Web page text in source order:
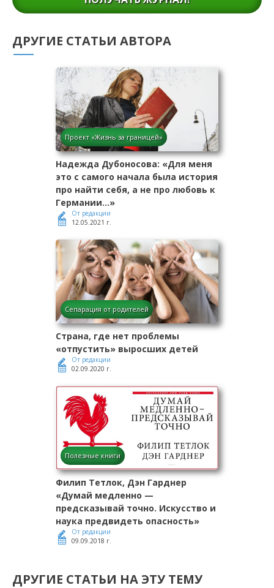
ДРУГИЕ СТАТЬИ АВТОРА
Проект «Жизнь за границей»
Надежда Дубоносова: «Для меня
это с самого начала была история
про найти себя, а не про любовь к
Германии…»
От редакции
12.05.2021 г.
Сепарация от родителей
Страна, где нет проблемы
«отпустить» выросших детей
От редакции
02.09.2020 г.
Полезные книги
Филип Тетлок, Дэн Гарднер
«Думай медленно —
предсказывай точно. Искусство и
наука предвидеть опасность»
От редакции
09.09.2018 г.
ДРУГИЕ СТАТЬИ НА ЭТУ ТЕМУ